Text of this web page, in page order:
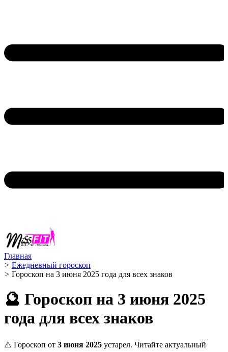
Главная
> Ежедневный гороскоп
> Гороскоп на 3 июня 2025 года для всех знаков
🔮 Гороскоп на 3 июня 2025
года для всех знаков
⚠️ Гороскоп от 3 июня 2025 устарел. Читайте актуальный